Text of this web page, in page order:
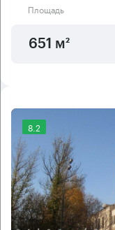
Площадь
651 м²
8.2